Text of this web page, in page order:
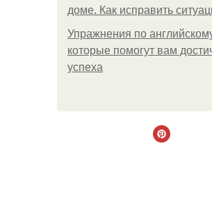
доме. Как исправить
Упражнения по
которые помогут вам
успеха